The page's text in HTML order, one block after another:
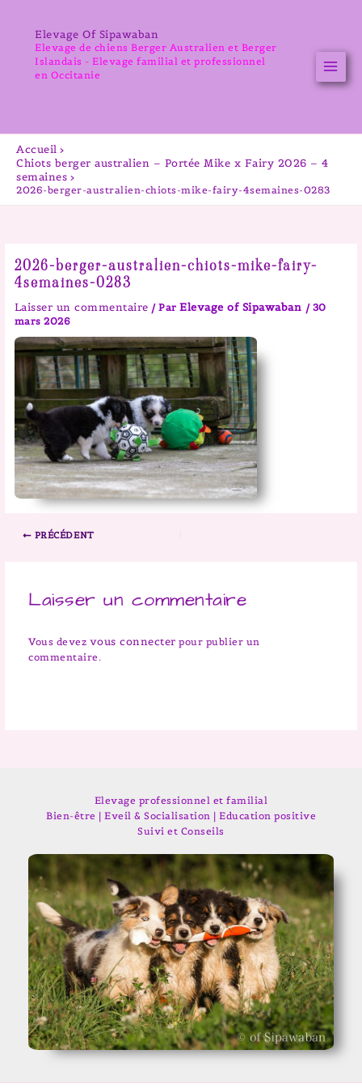
contenuElevage Of Sipawaban
Elevage de chiens Berger Australien et Berger
Islandais - Elevage familial et professionnel
en Occitanie
Accueil
Chiots berger australien – Portée Mike x Fairy 2026 – 4
semaines
2026-berger-australien-chiots-mike-fairy-4semaines-0283
2026-berger-australien-chiots-mike-fairy-
4semaines-0283
Laisser un commentaire / ParElevage of Sipawaban / 30
mars 2026
PRÉCÉDENT
Laisser un commentaire
Vous devez vous connecter pour publier un
commentaire.
Elevage professionnel et familial
Bien-être | Eveil & Socialisation | Education positive
Suivi et Conseils